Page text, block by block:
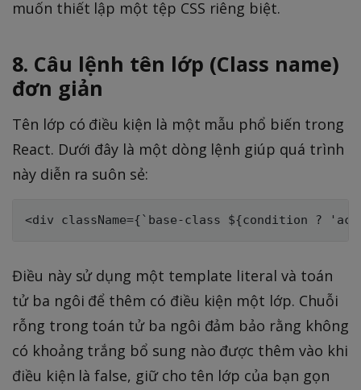
muốn thiết lập một tệp CSS riêng biệt.
8. Câu lệnh tên lớp (Class name)
đơn giản
Tên lớp có điều kiện là một mẫu phổ biến trong
React. Dưới đây là một dòng lệnh giúp quá trình
này diễn ra suôn sẻ:
Điều này sử dụng một template literal và toán
tử ba ngôi để thêm có điều kiện một lớp. Chuỗi
rỗng trong toán tử ba ngôi đảm bảo rằng không
có khoảng trắng bổ sung nào được thêm vào khi
điều kiện là false, giữ cho tên lớp của bạn gọn